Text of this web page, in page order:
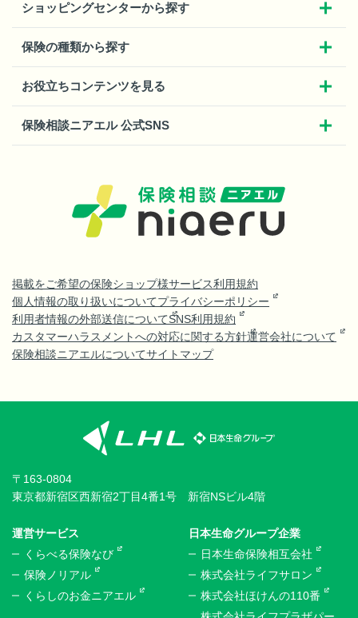
ショッピングセンターから探す
保険の種類から探す
お役立ちコンテンツを見る
保険相談ニアエル 公式SNS
掲載をご希望の保険ショップ様サービス利用規約
個人情報の取り扱いについてプライバシーポリシー
利用者情報の外部送信についてSNS利用規約
カスタマーハラスメントへの対応に関する方針運営会社について
保険相談ニアエルについてサイトマップ
〒163-0804
東京都新宿区西新宿2丁目4番1号 新宿NSビル4階
運営サービス
くらべる保険なび
保険ノリアル
くらしのお金ニアエル
日本生命グループ企業
日本生命保険相互会社
株式会社ライフサロン
株式会社ほけんの110番